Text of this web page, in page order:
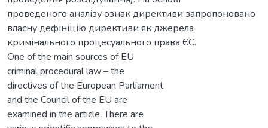
проведеного аналізу ознак директиви запропоновано
власну дефініцію директиви як джерела
кримінального процесуального права ЄС.
One of the main sources of EU
criminal procedural law – the
directives of the European Parliament
and the Council of the EU are
examined in the article. There are